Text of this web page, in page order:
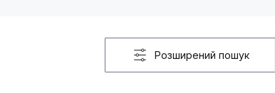
Розширений пошук